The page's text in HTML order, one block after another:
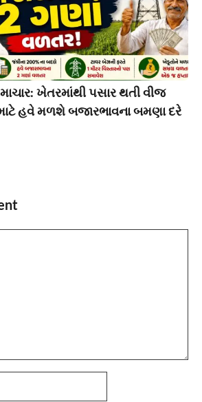
ખેતરમાંથી પસાર થતી વીજ
હવે મળશે બજારભાવના બમણા દરે